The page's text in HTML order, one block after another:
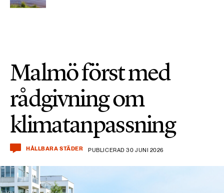
Malmö först med
rådgivning om
klimatanpassning
HÅLLBARA STÄDER PUBLICERAD 30 JUNI 2026